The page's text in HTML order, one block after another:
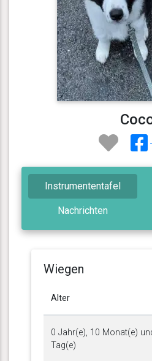
Instrumententafel
Nachrichten
Wiegen
Alter
0 Jahr(e), 10 Monat(e)
Tag(e)